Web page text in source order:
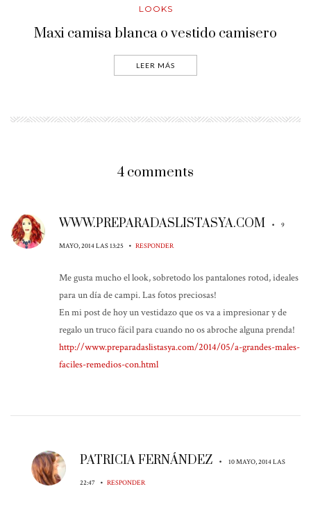
LOOKS
Maxi camisa blanca o vestido camisero
LEER MÁS
4 comments
WWW.PREPARADASLISTASYA.COM • 9
MAYO, 2014 LAS 13:25 • RESPONDER
Me gusta mucho el look, sobretodo los pantalones rotod, ideales
para un día de campi. Las fotos preciosas!
En mi post de hoy un vestidazo que os va a impresionar y de
regalo un truco fácil para cuando no os abroche alguna prenda!
http://www.preparadaslistasya.com/2014/05/a-grandes-males-
faciles-remedios-con.html
PATRICIA FERNÁNDEZ • 10 MAYO, 2014 LAS
22:47 • RESPONDER